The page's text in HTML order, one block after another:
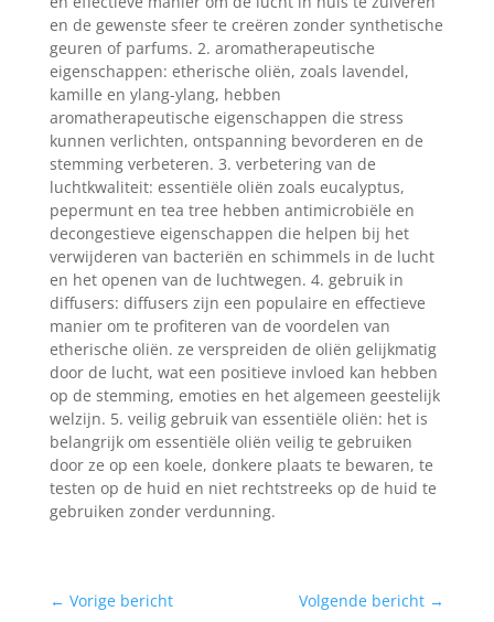
en de gewenste sfeer te creëren zonder synthetische
geuren of parfums. 2. aromatherapeutische
eigenschappen: etherische oliën, zoals lavendel,
kamille en ylang-ylang, hebben
aromatherapeutische eigenschappen die stress
kunnen verlichten, ontspanning bevorderen en de
stemming verbeteren. 3. verbetering van de
luchtkwaliteit: essentiële oliën zoals eucalyptus,
pepermunt en tea tree hebben antimicrobiële en
decongestieve eigenschappen die helpen bij het
verwijderen van bacteriën en schimmels in de lucht
en het openen van de luchtwegen. 4. gebruik in
diffusers: diffusers zijn een populaire en effectieve
manier om te profiteren van de voordelen van
etherische oliën. ze verspreiden de oliën gelijkmatig
door de lucht, wat een positieve invloed kan hebben
op de stemming, emoties en het algemeen geestelijk
welzijn. 5. veilig gebruik van essentiële oliën: het is
belangrijk om essentiële oliën veilig te gebruiken
door ze op een koele, donkere plaats te bewaren, te
testen op de huid en niet rechtstreeks op de huid te
gebruiken zonder verdunning.
← Vorige bericht Volgende bericht →